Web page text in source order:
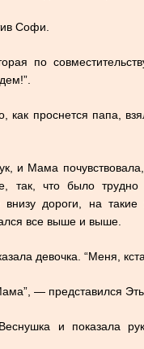
Софи.
по
как проснется папа,
и Мама
так, что было
дороги, на
все выше и выше.
девочка. “Меня,
— представился
и показала